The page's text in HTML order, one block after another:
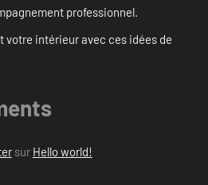
professionnel.
votre intérieur avec ces idées de
sur Hello world!